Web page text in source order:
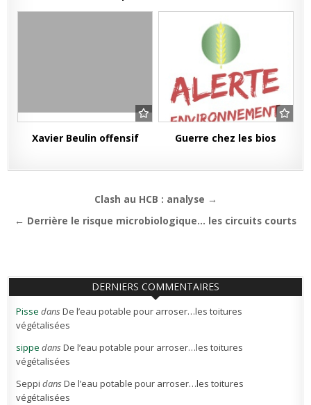
Xavier Beulin offensif Guerre chez les bios
Navigation
de
Clash au HCB : analyse →
← Derrière le risque microbiologique… les circuits courts
DERNIERS COMMENTAIRES
Pisse dansDe l’eau potable pour arroser…les toitures
végétalisées
sippe dansDe l’eau potable pour arroser…les toitures
végétalisées
Seppi dansDe l’eau potable pour arroser…les toitures
végétalisées